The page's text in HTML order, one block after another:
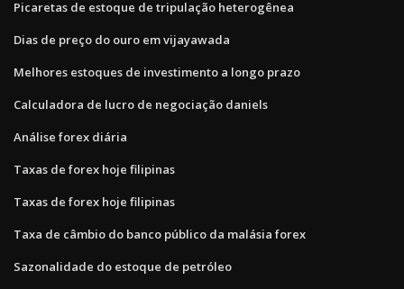
Picaretas de estoque de tripulação heterogênea
Dias de preço do ouro em vijayawada
Melhores estoques de investimento a longo prazo
Calculadora de lucro de negociação daniels
Análise forex diária
Taxas de forex hoje filipinas
Taxas de forex hoje filipinas
Taxa de câmbio do banco público da malásia forex
Sazonalidade do estoque de petróleo